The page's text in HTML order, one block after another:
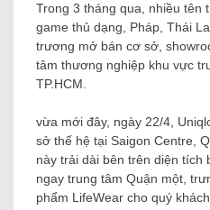
Trong 3 tháng qua, nhiều tên
game thủ dạng, Pháp, Thái
trương mở bán cơ sở,
tâm thương nghiệp khu vực
TP.HCM.
vừa mới đây, ngày 22/4,
sở thế hệ tại Saigon Centre,
này trải dài bên trên diện tích
ngay trung tâm Quận một,
phẩm LifeWear cho quý